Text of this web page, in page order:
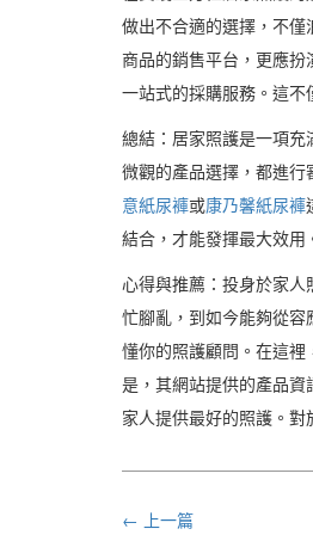
做出不合適的選擇，不
商品的銷售平台，更應扮
一站式的採購服務。這不
總結：居家照護是一項充
微觀的產品選擇，都進行
意紙尿褲或康乃馨紙尿褲
結合，才能發揮最大效用
心得與推薦：投身於家
忙腳亂，到如今能夠從容
懂你的照護顧問。在這裡
是，其網站提供的產品資
家人提供最好的照護。對
← 上一篇